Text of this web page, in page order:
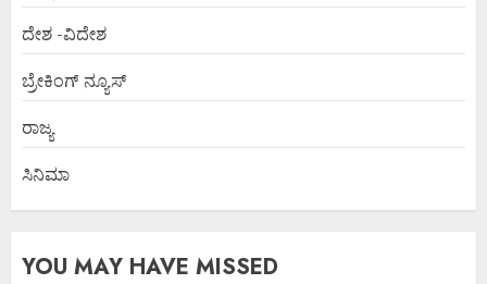
ದೇಶ -ವಿದೇಶ
ಬ್ರೇಕಿಂಗ್ ನ್ಯೂಸ್
ರಾಜ್ಯ
ಸಿನಿಮಾ
YOU MAY HAVE MISSED